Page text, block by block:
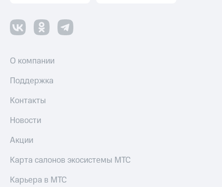
О компании
Поддержка
Контакты
Новости
Акции
Карта салонов экосистемы МТС
Карьера в МТС